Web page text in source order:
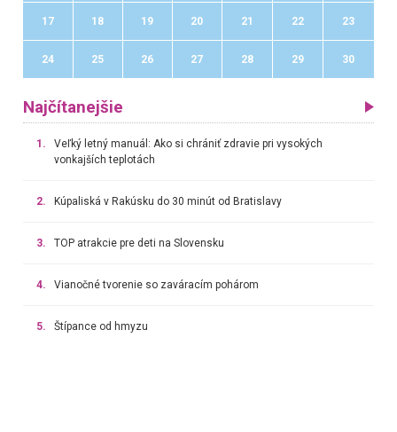
17 18 19 20 21 22 23
24 25 26 27 28 29 30
Najčítanejšie
1.
Veľký letný manuál: Ako si chrániť zdravie pri vysokých
vonkajších teplotách
2. Kúpaliská v Rakúsku do 30 minút od Bratislavy
3. TOP atrakcie pre deti na Slovensku
4. Vianočné tvorenie so zaváracím pohárom
5. Štípance od hmyzu